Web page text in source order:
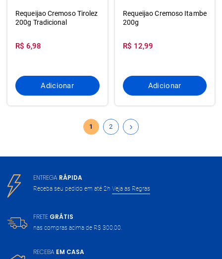
Requeijao Cremoso Tirolez
200g Tradicional
R$ 6,98
Adicionar
Requeijao Cremoso Itambe
200g
R$ 12,99
Adicionar
1 2
ENTREGA RÁPIDA
Receba seu pedido em até 2h Veja as Regras
FRETE GRÁTIS
nas compras acima de R$ 300,00.
RECEBA EM CASA